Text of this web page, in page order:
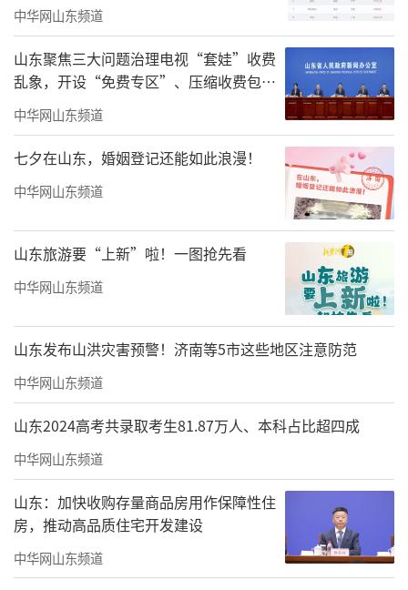
华，入则宁静”的终极居住理想。在这里，崂
山不再是窗外的风景，更是融入日常的“后花
园”，每一口呼吸都浸润着负氧离子与人文底
蕴。
中华网山东频道
山东聚焦三大问题治理电视“套娃”收费
乱象，开设“免费专区”、压缩收费包比
例70%以上
中华网山东频道
七夕在山东，婚姻登记还能如此浪漫！
中华网山东频道
山东旅游要“上新”啦！一图抢先看
中华网山东频道
山东发布山洪灾害预警！济南等5市这些地区注意防范
中华网山东频道
山东2024高考共录取考生81.87万人、本科占比超四成
中华网山东频道
山东：加快收购存量商品房用作保障性住
房，推动高品质住宅开发建设
中华网山东频道